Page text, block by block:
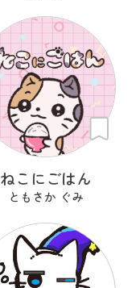
ねこにごはん
ともさか ぐみ